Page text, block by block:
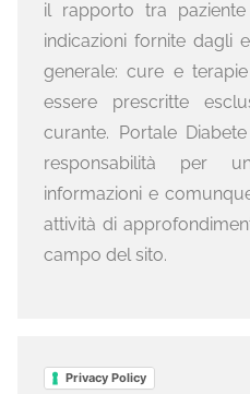
il rapporto tra
indicazioni fornite dagli
generale: cure e
essere prescritte
curante. Portale
responsabilità per
informazioni e
attività di
campo del sito.
Privacy Policy